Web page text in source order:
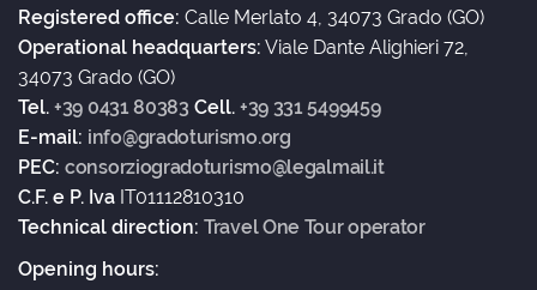
Registered office: Calle Merlato 4, 34073 Grado (GO)
Operational headquarters: Viale Dante Alighieri 72,
34073 Grado (GO)
Tel. +39 0431 80383 Cell. +39 331 5499459
E-mail: info@gradoturismo.org
PEC: consorziogradoturismo@legalmail.it
C.F. e P. Iva IT01112810310
Technical direction: Travel One Tour operator
Opening hours: